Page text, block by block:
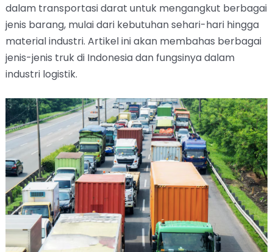
dalam transportasi darat untuk mengangkut berbagai
jenis barang, mulai dari kebutuhan sehari-hari hingga
material industri. Artikel ini akan membahas berbagai
jenis-jenis truk di Indonesia dan fungsinya dalam
industri logistik.